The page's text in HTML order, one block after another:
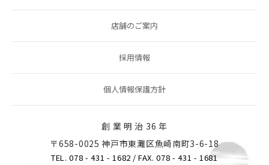
店舗のご案内
採用情報
個人情報保護方針
創 業 明 治 36 年
〒658-0025 神戸市東灘区魚崎南町3-6-18
TEL. 078 - 431 - 1682 / FAX. 078 - 431 - 1681